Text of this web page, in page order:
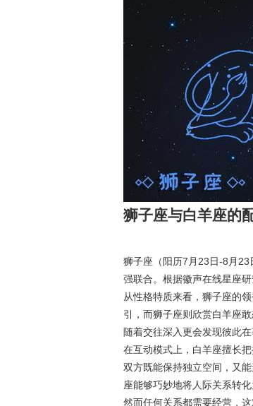
狮子座与白羊座的
狮子座（阳历7月23日-8月
强联合。根据徽声在线星座
从性格特质来看，狮子座的
引，而狮子座则欣赏白羊座
随着交往深入更会发现彼此
在互动模式上，白羊座擅长
双方既能保持独立空间，又
座能够巧妙地将人际关系转
然而任何关系都需要经营，